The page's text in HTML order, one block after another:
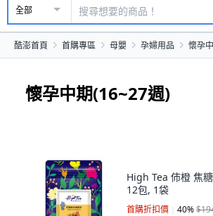
全部
酷澎首頁 首購專區 母嬰 孕婦用品 懷孕
懷孕中期(16~27週)
High Tea 伂橙 焦
12包, 1袋
首購折扣價 40%